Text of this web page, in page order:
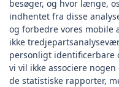
besøger, og hvor længe,
indhentet fra disse
og forbedre vores mobile
ikke
personligt identificerbare
vi vil ikke associere
de statistiske rapporter,